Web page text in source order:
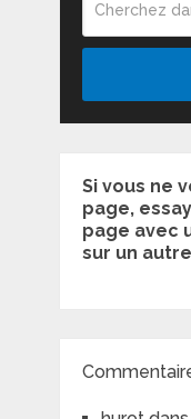
Si vous ne
page,
page avec
sur un